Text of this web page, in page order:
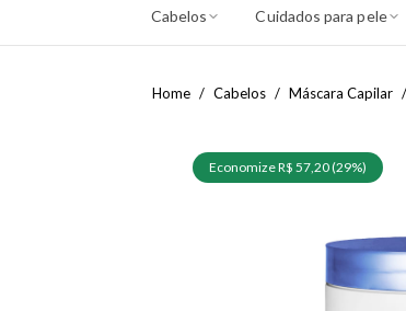
Cabelos Cuidados para pele
Home Cabelos Máscara Capilar
Economize R$ 57,20 (29%)